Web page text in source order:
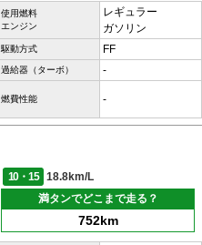
使用燃料
エンジン
レギュラー
ガソリン
駆動方式 FF
過給器（ターボ） -
燃費性能 -
10・15
18.8km/L
満タンでどこまで走る？
752km